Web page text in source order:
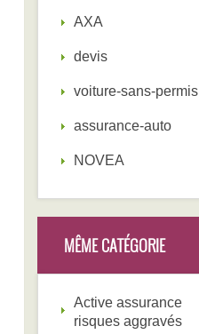
AXA
devis
voiture-sans-permis
assurance-auto
NOVEA
MÊME CATÉGORIE
Active assurance
risques aggravés